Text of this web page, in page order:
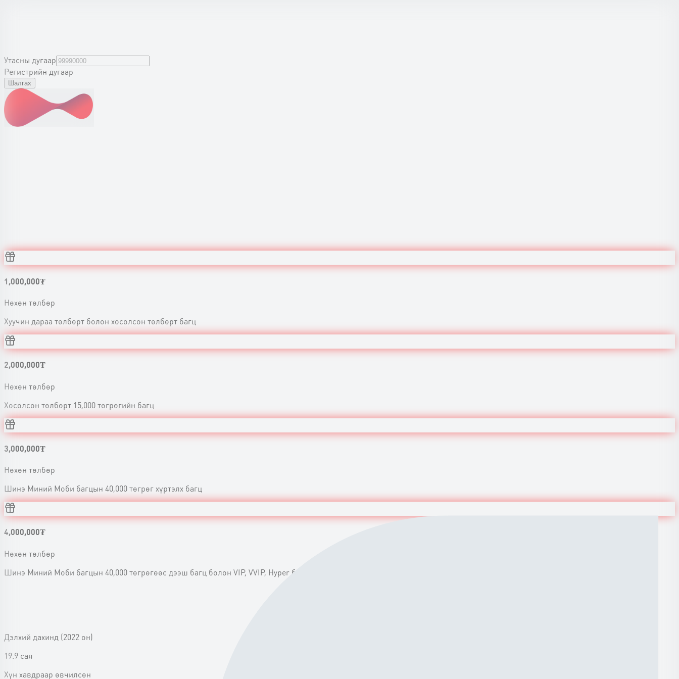
Утасны дугаар
Регистрийн дугаар
Шалгах
1,000,000₮
Нөхөн төлбөр
Хуучин дараа төлбөрт болон хосолсон төлбөрт багц
2,000,000₮
Нөхөн төлбөр
Хосолсон төлбөрт 15,000 төгрөгийн багц
3,000,000₮
Нөхөн төлбөр
Шинэ Миний Моби багцын 40,000 төгрөг хүртэлх багц
4,000,000₮
Нөхөн төлбөр
Шинэ Миний Моби багцын 40,000 төгрөгөөс дээш багц болон VIP, VVIP, Hyper багц
Дэлхий дахинд (2022 он)
19.9 сая
Xүн хавдраар өвчилсөн